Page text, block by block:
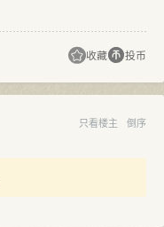
收藏 投币
只看楼主 倒序